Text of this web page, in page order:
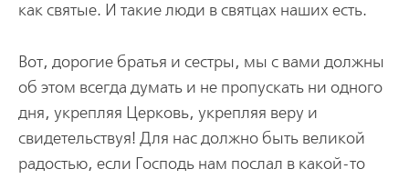
как святые. И такие люди в святцах наших есть.
Вот, дорогие братья и сестры, мы с вами должны
об этом всегда думать и не пропускать ни одного
дня, укрепляя Церковь, укрепляя веру и
свидетельствуя! Для нас должно быть великой
радостью, если Господь нам послал в какой-то